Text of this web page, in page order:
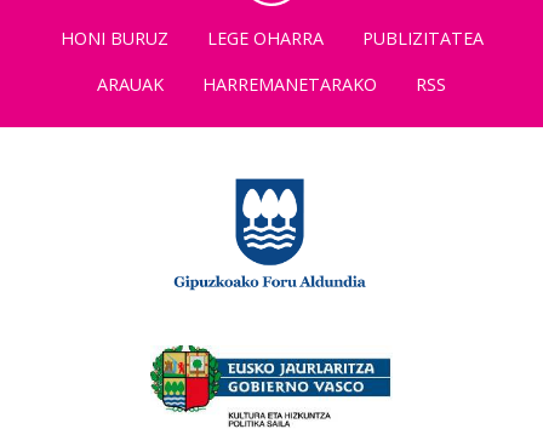
HONI BURUZ LEGE OHARRA
PUBLIZITATEA
ARAUAK
HARREMANETARAKO RSS